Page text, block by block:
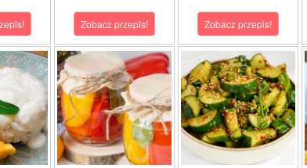
Zobacz przepis! Zobacz przepis!